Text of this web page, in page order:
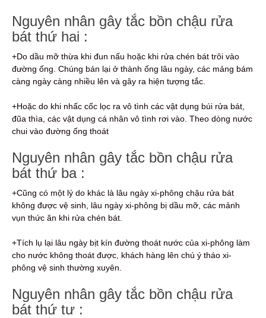
Nguyên nhân gây tắc bồn chậu rửa
bát thứ hai :
+Do dầu mỡ thừa khi đun nấu hoặc khi rửa chén bát trôi vào
đường ống. Chúng bán lại ở thành ống lâu ngày, các mảng bám
càng ngày càng nhiều lên và gây ra hiện tượng tắc.
+Hoặc do khi nhấc cốc lọc ra vô tình các vật dụng búi rửa bát,
đũa thìa, các vật dụng cá nhân vô tình rơi vào. Theo dòng nước
chui vào đường ống thoát
Nguyên nhân gây tắc bồn chậu rửa
bát thứ ba :
+Cũng có một lý do khác là lâu ngày xi-phông chậu rửa bát
không được vệ sinh, lâu ngày xi-phông bị dầu mỡ, các mảnh
vụn thức ăn khi rửa chén bát.
+Tích lụ lại lâu ngày bịt kín đường thoát nước của xi-phông làm
cho nước không thoát được, khách hàng lên chú ý tháo xi-
phông vệ sinh thường xuyên.
Nguyên nhân gây tắc bồn chậu rửa
bát thứ tư :